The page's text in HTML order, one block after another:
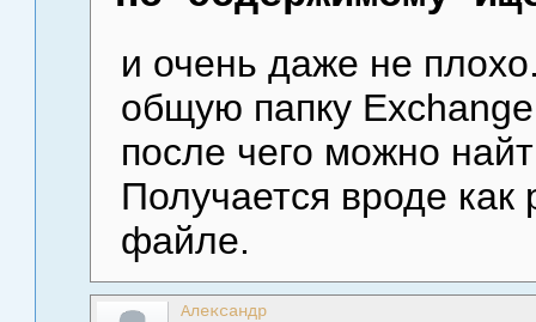
и очень даже не
общую папку
после чего можно
Получается вроде как
файле.
Александр